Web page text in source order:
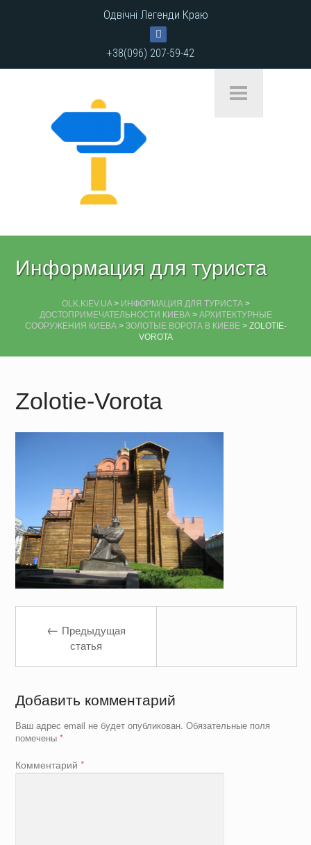
Одвічні Легенди Краю
+38(096) 207-59-42
Информация для туриста
OLK.KIEV.UA> ИНФОРМАЦИЯ ДЛЯ ТУРИСТА>
ДОСТОПРИМЕЧАТЕЛЬНОСТИ КИЕВА> АРХИТЕКТУРНЫЕ
СООРУЖЕНИЯ КИЕВА> ЗОЛОТЫЕ ВОРОТА В КИЕВЕ> ZOLOTIE-
VOROTA
Zolotie-Vorota
← Предыдущая
статья
Добавить комментарий
Ваш адрес email не будет опубликован. Обязательные поля
помечены*
Комментарий*